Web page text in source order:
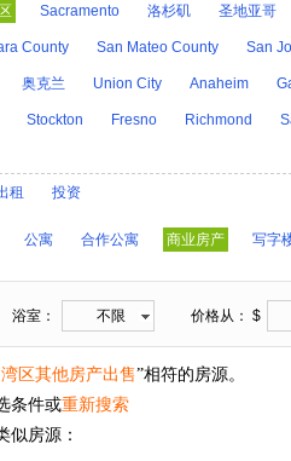
夏威夷HI 爱达荷ID 阿拉斯加AK
阿肯色AR 密歇根MI 明尼苏达
新汉普郡NH 科罗拉多CO 新墨
OK 俄勒冈州OR 特拉华DE 罗
Sacramento 洛杉矶 圣地亚哥
County San Mateo County San
奥克兰 Union City Anaheim
Stockton Fresno Richmond
租 投资
公寓 合作公寓 商业房产 写字
浴室： 不限 价格从： $
湾区其他房产出售”相符的房源。
条件或重新搜索
似房源：